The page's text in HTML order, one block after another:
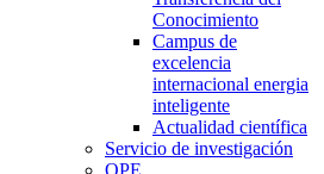
Conocimiento
Campus de
excelencia
internacional energia
inteligente
Actualidad científica
Servicio de investigación